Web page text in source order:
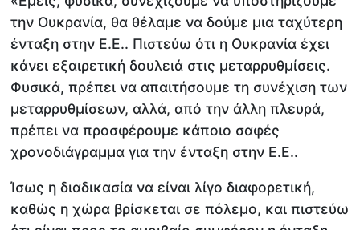
την Ουκρανία, θα θέλαμε να δούμε μια ταχύτερη
ένταξη στην Ε.Ε.. Πιστεύω ότι η Ουκρανία έχει
κάνει εξαιρετική δουλειά στις μεταρρυθμίσεις.
Φυσικά, πρέπει να απαιτήσουμε τη συνέχιση των
μεταρρυθμίσεων, αλλά, από την άλλη πλευρά,
πρέπει να προσφέρουμε κάποιο σαφές
χρονοδιάγραμμα για την ένταξη στην Ε.Ε..
Ίσως η διαδικασία να είναι λίγο διαφορετική,
καθώς η χώρα βρίσκεται σε πόλεμο, και πιστεύω